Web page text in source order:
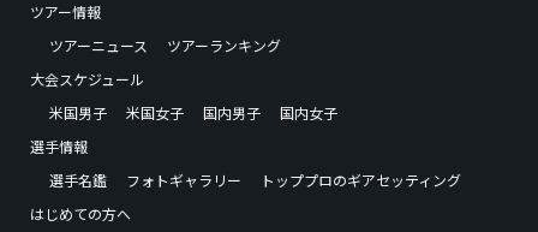
ツアー情報
ツアーニュース
ツアーランキング
大会スケジュール
米国男子
米国女子 国内男子
国内女子
選手情報
選手名鑑
フォトギャラリー
トッププロのギアセッティング
はじめての方へ